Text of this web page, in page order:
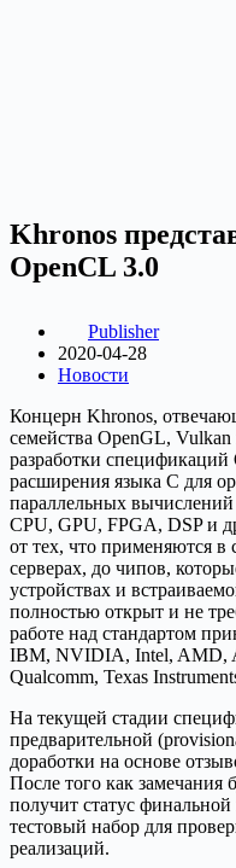
Khronos
OpenCL 3.0
Publisher
2020-04-28
Новости
Концерн Khronos,
семейства OpenGL,
разработки
расширения языка С для
параллельных
CPU, GPU, FPGA, DSP и
от тех, что применяются
серверах, до чипов,
устройствах и
полностью открыт и не
работе над стандартом
IBM, NVIDIA, Intel, AMD,
Qualcomm, Texas
На текущей стадии
предварительной
доработки на основе
После того как замечания
получит статус
тестовый набор для
реализаций.